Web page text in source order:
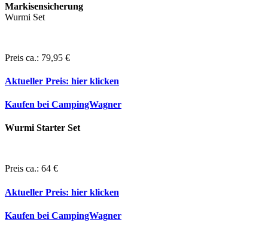
Markisensicherung
Wurmi Set
Preis ca.: 79,95 €
Aktueller Preis: hier klicken
Kaufen bei CampingWagner
Wurmi Starter Set
Preis ca.: 64 €
Aktueller Preis: hier klicken
Kaufen bei CampingWagner